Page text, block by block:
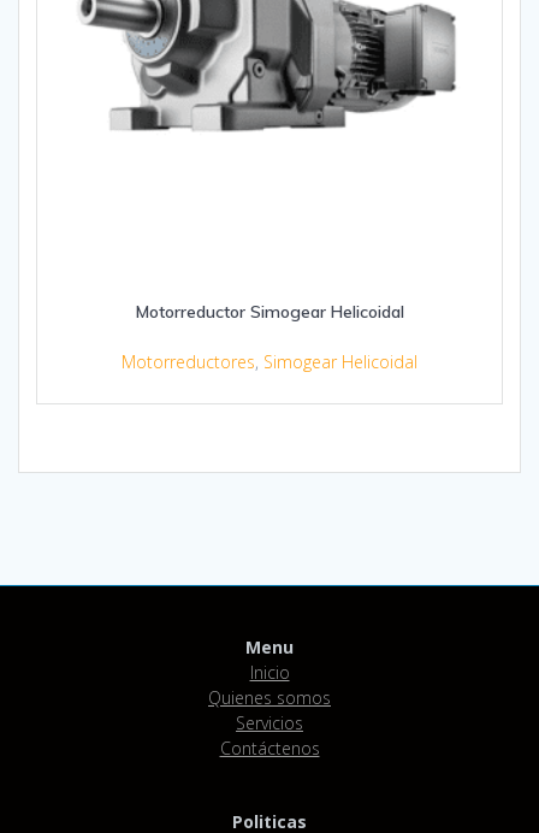
Motorreductor Simogear Helicoidal
Motorreductores, Simogear Helicoidal
Menu
Inicio
Quienes somos
Servicios
Contáctenos
Politicas